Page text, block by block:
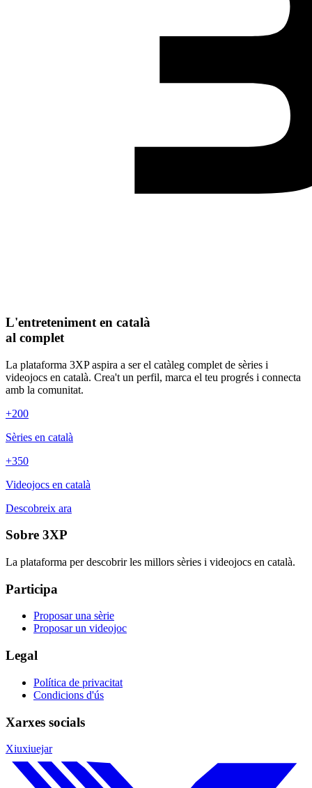
L'entreteniment en català
al complet
La plataforma 3XP aspira a ser el catàleg complet de sèries i
videojocs en català. Crea't un perfil, marca el teu progrés i connecta
amb la comunitat.
+200
Sèries en català
+350
Videojocs en català
Descobreix ara
Sobre 3XP
La plataforma per descobrir les millors sèries i videojocs en català.
Participa
Proposar una sèrie
Proposar un videojoc
Legal
Política de privacitat
Condicions d'ús
Xarxes socials
Xiuxiuejar